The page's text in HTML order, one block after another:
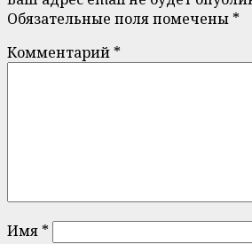
Обязательные поля помечены *
Комментарий *
Имя *